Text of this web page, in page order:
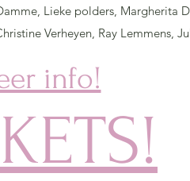
Lieke polders, Margherita
Verheyen, Ray Lemmens,
info!